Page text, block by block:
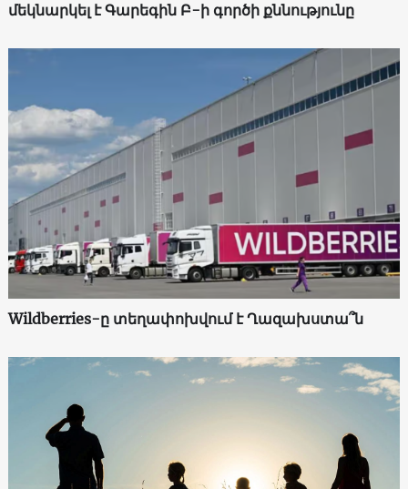
մեկնարկել է Գարեգին Բ-ի գործի քննությունը
Wildberries-ը տեղափոխվում է Ղազախստա՞ն